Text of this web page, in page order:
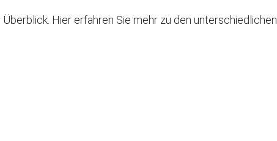
Hier erfahren Sie mehr zu den unterschiedlichen